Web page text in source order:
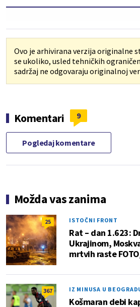
Ovo je arhivirana verzija originalne
se ukoliko, usled tehničkih
sadržaj ne odgovaraju originalnoj
Komentari 9
Pogledaj komentare
Možda vas zanima
25 ISTOČNI FRONT
Rat – dan 1.623:
Ukrajinom,
mrtvih raste
367 IZ MINUSA U
Košmaran debi